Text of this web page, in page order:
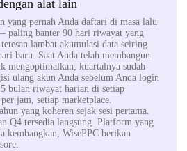
alat lain
yang pernah Anda daftari di masa lalu
paling banter 90 hari riwayat yang
lambat akumulasi data seiring
baru. Saat Anda telah membangun
mengoptimalkan, kuartalnya sudah
ulang akun Anda sebelum Anda login
bulan riwayat harian di setiap
jam, setiap marketplace.
yang koheren sejak sesi pertama.
Q4 tersedia langsung. Platform yang
kembangkan, WisePPC berikan